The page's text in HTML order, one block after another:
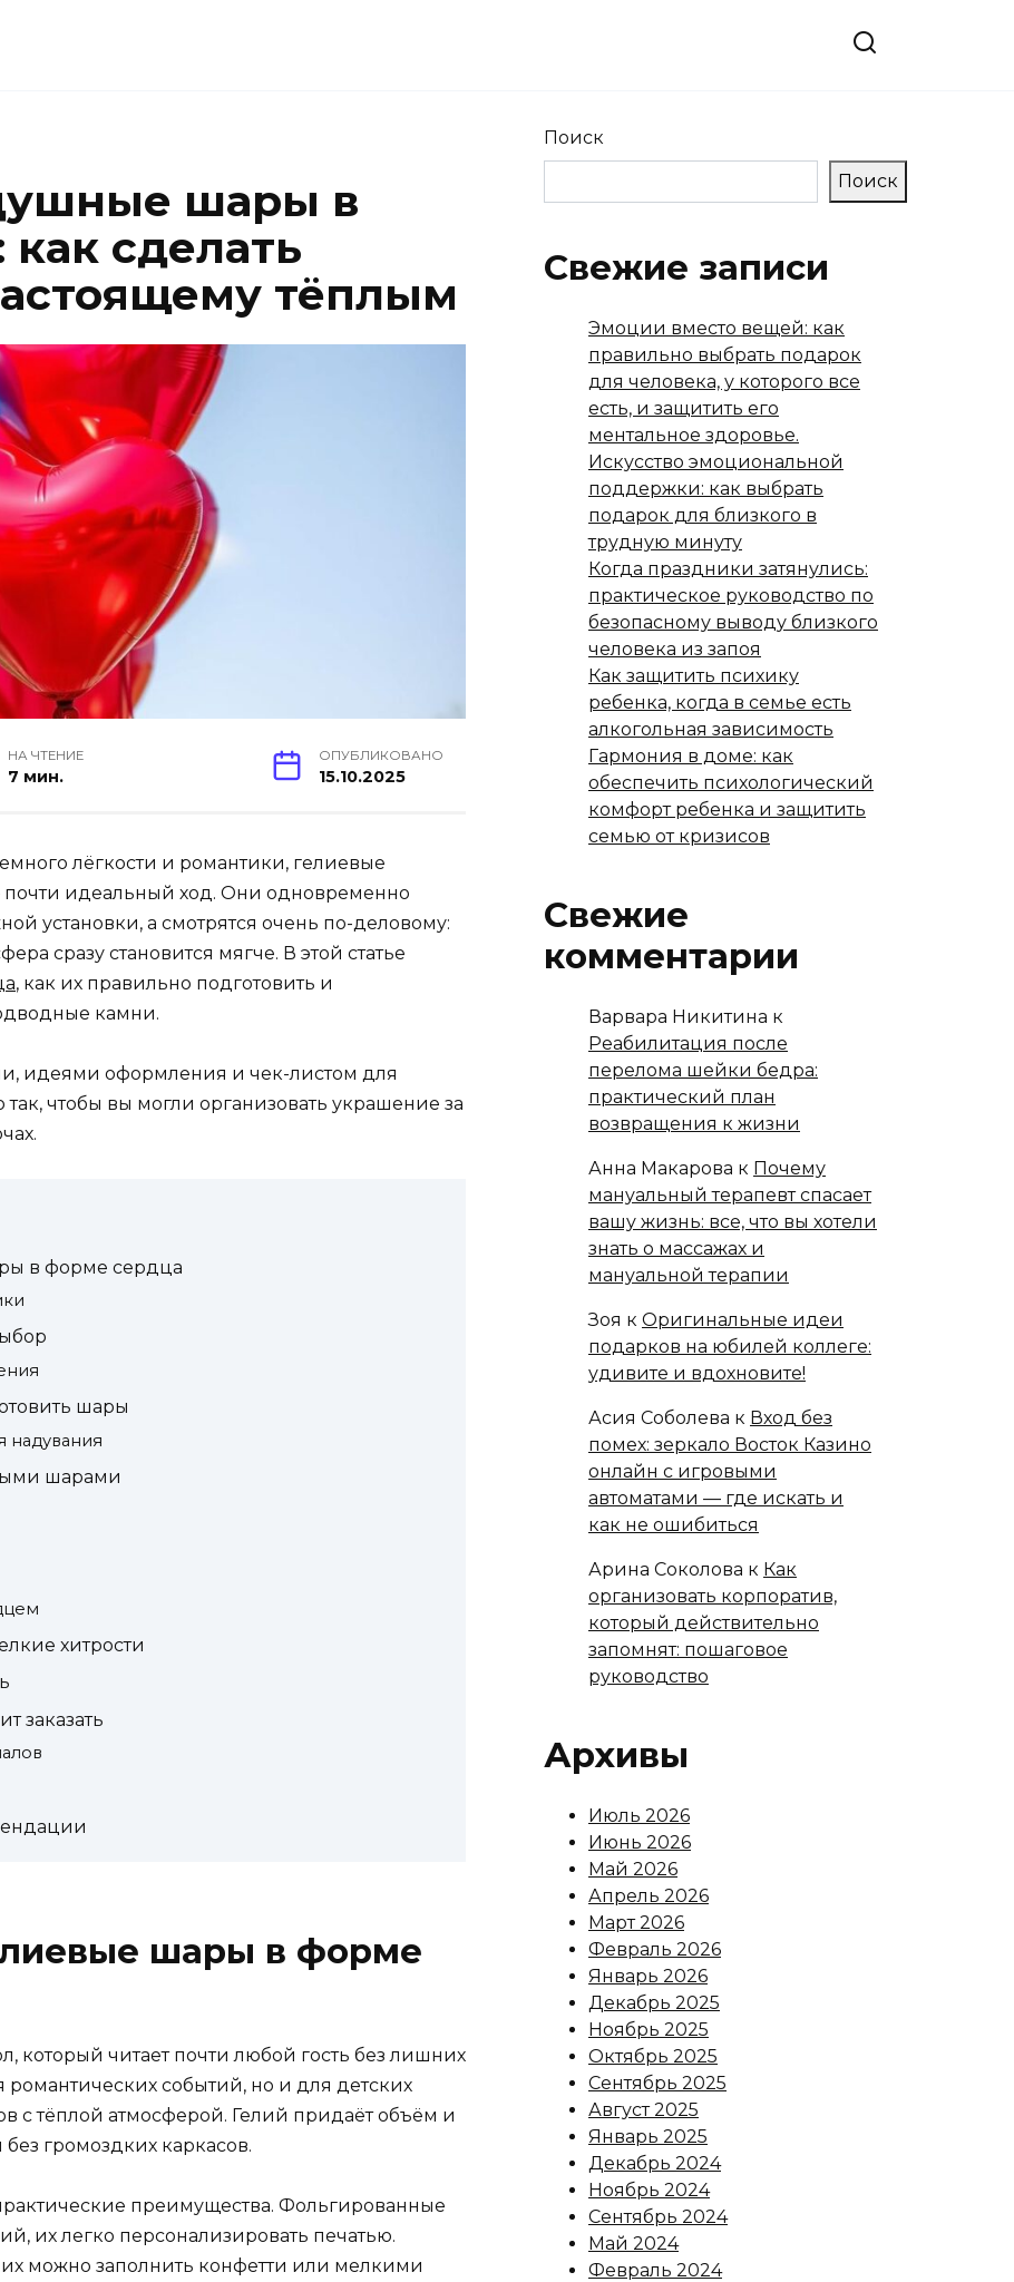
шары в
сделать
тёплым
НА ЧТЕНИЕ
7 мин.
ОПУБЛИКОВАНО
15.10.2025
лёгкости и романтики, гелиевые
идеальный ход. Они одновременно
установки, а смотрятся очень по-деловому:
сразу становится мягче. В этой статье
, как их правильно подготовить и
камни.
идеями оформления и чек-листом для
чтобы вы могли организовать украшение за
в форме сердца
шары
надувания
шарами
хитрости
заказать
шары в форме
который читает почти любой гость без лишних
романтических событий, но и для детских
с тёплой атмосферой. Гелий придаёт объём и
громоздких каркасов.
преимущества. Фольгированные
их легко персонализировать печатью.
можно заполнить конфетти или мелкими
Поиск
Поиск
Свежие записи
Эмоции вместо вещей: как
правильно выбрать подарок
для человека, у которого все
есть, и защитить его
ментальное здоровье.
Искусство эмоциональной
поддержки: как выбрать
подарок для близкого в
трудную минуту
Когда праздники затянулись:
практическое руководство по
безопасному выводу близкого
человека из запоя
Как защитить психику
ребенка, когда в семье есть
алкогольная зависимость
Гармония в доме: как
обеспечить психологический
комфорт ребенка и защитить
семью от кризисов
Свежие
комментарии
Варвара Никитина к
Реабилитация после
перелома шейки бедра:
практический план
возвращения к жизни
Анна Макарова к Почему
мануальный терапевт спасает
вашу жизнь: все, что вы хотели
знать о массажах и
мануальной терапии
Зоя к Оригинальные идеи
подарков на юбилей коллеге:
удивите и вдохновите!
Асия Соболева к Вход без
помех: зеркало Восток Казино
онлайн с игровыми
автоматами — где искать и
как не ошибиться
Арина Соколова к Как
организовать корпоратив,
который действительно
запомнят: пошаговое
руководство
Архивы
Июль 2026
Июнь 2026
Май 2026
Апрель 2026
Март 2026
Февраль 2026
Январь 2026
Декабрь 2025
Ноябрь 2025
Октябрь 2025
Сентябрь 2025
Август 2025
Январь 2025
Декабрь 2024
Ноябрь 2024
Сентябрь 2024
Май 2024
Февраль 2024